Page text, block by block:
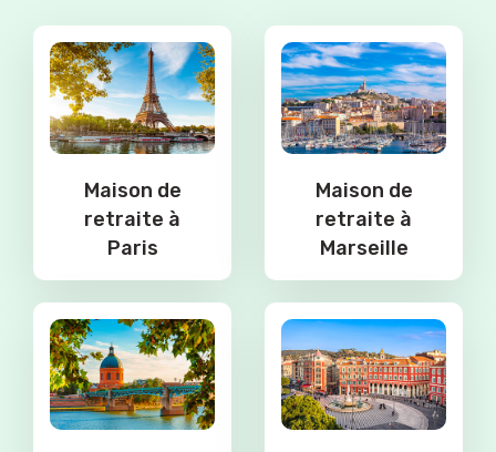
Maison de
retraite à
Paris
Maison de
retraite à
Marseille